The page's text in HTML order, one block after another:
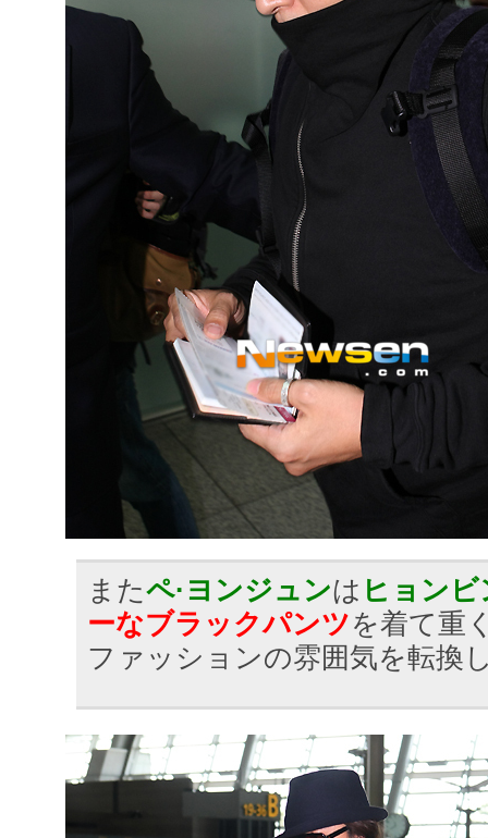
またペ·ヨンジュンは ヒョンビ
ーなブラックパンツを着て重
ファッションの雰囲気を転換